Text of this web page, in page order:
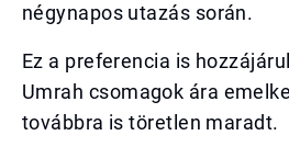
négynapos utazás során.
Ez a preferencia is
Umrah csomagok ára
továbbra is töretlen maradt.